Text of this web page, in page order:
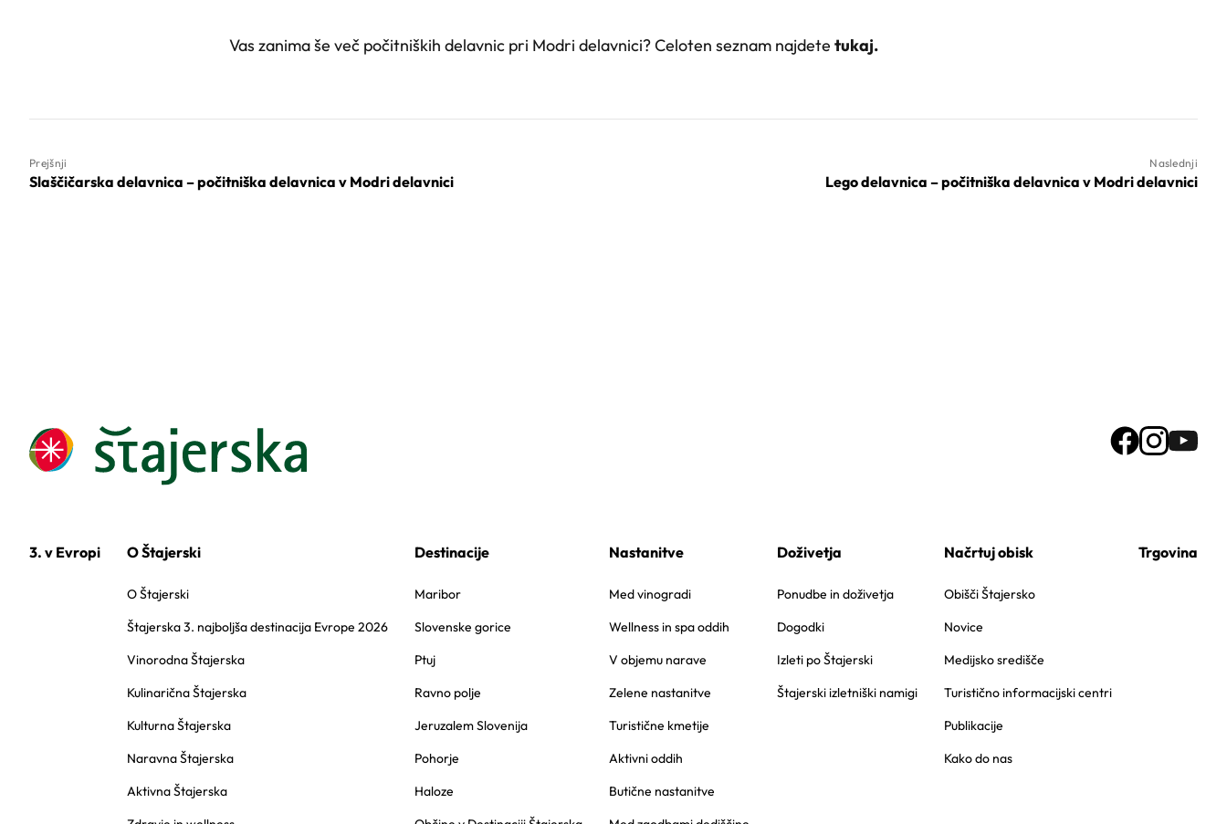
Vas zanima še več počitniških delavnic pri Modri delavnici? Celoten seznam najdete tukaj.
Prejšnji
Slaščičarska delavnica – počitniška delavnica v Modri delavnici
Naslednji
Lego delavnica – počitniška delavnica v Modri delavnici
3. v Evropi O Štajerski
O Štajerski
Štajerska 3. najboljša destinacija Evrope 2026
Vinorodna Štajerska
Kulinarična Štajerska
Kulturna Štajerska
Naravna Štajerska
Aktivna Štajerska
Destinacije
Maribor
Slovenske gorice
Ptuj
Ravno polje
Jeruzalem Slovenija
Pohorje
Haloze
Nastanitve
Med vinogradi
Wellness in spa oddih
V objemu narave
Zelene nastanitve
Turistične kmetije
Aktivni oddih
Butične nastanitve
Doživetja
Ponudbe in doživetja
Dogodki
Izleti po Štajerski
Štajerski izletniški namigi
Načrtuj obisk
Obišči Štajersko
Novice
Medijsko središče
Turistično informacijski centri
Publikacije
Kako do nas
Trgovina